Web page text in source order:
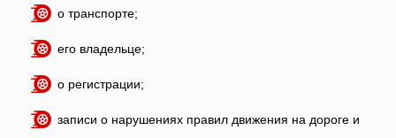
о транспорте;
его владельце;
о регистрации;
записи о нарушениях правил движения на дороге и